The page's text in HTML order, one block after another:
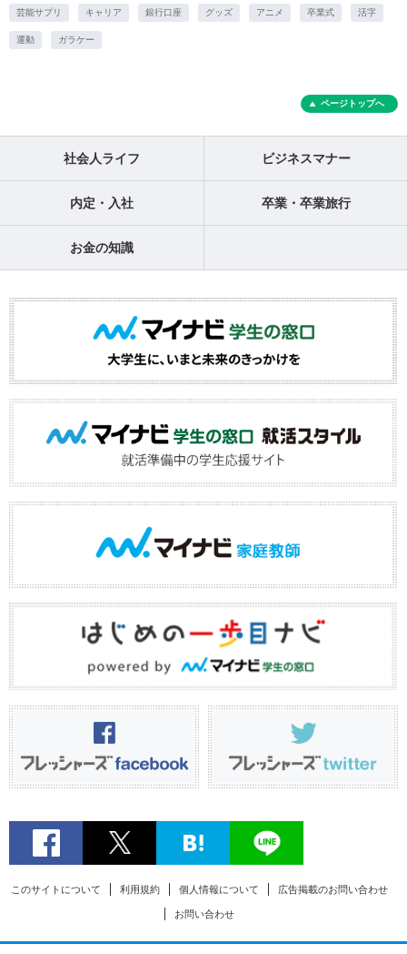
芸能サプリ キャリア 銀行口座 グッズ アニメ 卒業式 活字
運動 ガラケー
ページトップへ
社会人ライフ ビジネスマナー
内定・入社 卒業・卒業旅行
お金の知識
このサイトについて 利用規約 個人情報について 広告掲載のお問い合わせ
お問い合わせ